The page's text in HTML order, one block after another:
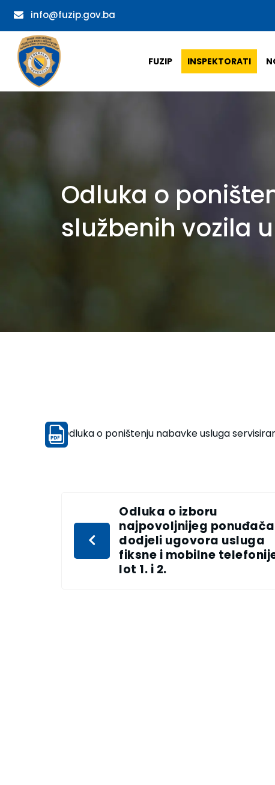
info@fuzip.gov.ba
FUZIP INSPEKTORATI
Odluka o
službenih vozila
Odluka o poništenju nabavke usluga
Odluka o izboru
najpovoljnijeg
dodjeli ugovora usluga
fiksne i mobilne
lot 1. i 2.